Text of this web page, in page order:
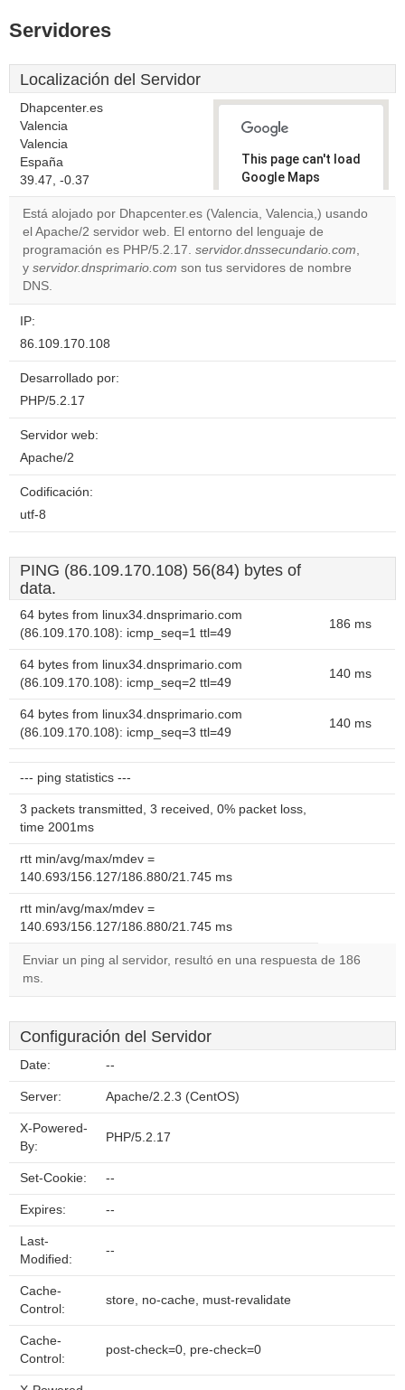
Servidores
Localización del Servidor
Dhapcenter.es
Valencia
Valencia
España
39.47, -0.37
This page can't load
Google Maps
correctly.
Do you
own this
website?
OK
Está alojado por Dhapcenter.es (Valencia, Valencia,) usando
el Apache/2 servidor web. El entorno del lenguaje de
programación es PHP/5.2.17. servidor.dnssecundario.com,
y servidor.dnsprimario.com son tus servidores de nombre
DNS.
IP:
86.109.170.108
Desarrollado por:
PHP/5.2.17
Servidor web:
Apache/2
Codificación:
utf-8
PING (86.109.170.108) 56(84) bytes of
data.
64 bytes from linux34.dnsprimario.com
(86.109.170.108): icmp_seq=1 ttl=49
186 ms
64 bytes from linux34.dnsprimario.com
(86.109.170.108): icmp_seq=2 ttl=49
140 ms
64 bytes from linux34.dnsprimario.com
(86.109.170.108): icmp_seq=3 ttl=49
140 ms
--- ping statistics ---
3 packets transmitted, 3 received, 0% packet loss,
time 2001ms
rtt min/avg/max/mdev =
140.693/156.127/186.880/21.745 ms
rtt min/avg/max/mdev =
140.693/156.127/186.880/21.745 ms
Enviar un ping al servidor, resultó en una respuesta de 186
ms.
Configuración del Servidor
Date: --
Server: Apache/2.2.3 (CentOS)
X-Powered-
By:
PHP/5.2.17
Set-Cookie: --
Expires: --
Last-
Modified:
--
Cache-
Control:
store, no-cache, must-revalidate
Cache-
Control:
post-check=0, pre-check=0